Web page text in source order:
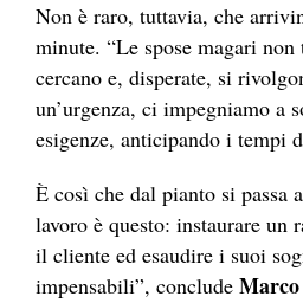
Non è raro, tuttavia, che
minute. “Le spose magari
cercano e, disperate, si
un’urgenza, ci impegniamo a
esigenze, anticipando i tempi
È così che dal pianto si passa
lavoro è questo: instaurare un
il cliente ed esaudire i suoi
impensabili”, conclude